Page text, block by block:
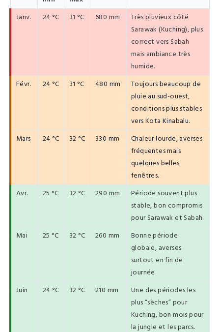
Janv. 24 °C 31 °C 680 mm
Très pluvieux côté
Sarawak (Kuching), plus
correct vers Sabah
mais ambiance très
humide.
Févr.
24 °C 31 °C 480 mm
Toujours beaucoup de
pluie au sud-ouest,
conditions plus stables
vers Kota Kinabalu.
Mars
24 °C 32 °C 330 mm
Chaleur lourde, averses
fréquentes mais
quelques belles
fenêtres.
Avr.
25 °C 32 °C 290 mm
Période souvent plus
stable, bon compromis
pour Sarawak et Sabah.
Mai
25 °C 32 °C 260 mm
Bonne période
globale, averses
surtout en fin de
journée.
Juin
24 °C 32 °C 210 mm
Une des périodes les
plus “sèches” pour
Kuching, bon mois pour
la jungle et les parcs.